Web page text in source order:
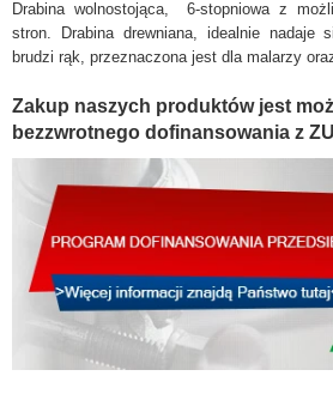
Drabina wolnostojąca, 6-stopniowa z
stron. Drabina drewniana, idealnie nadaje
brudzi rąk, przeznaczona jest dla malarzy
Zakup naszych produktów jest
bezzwrotnego dofinansowania z